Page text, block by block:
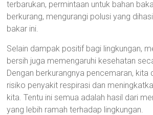
terbarukan, permintaan untuk bahan
berkurang, mengurangi polusi yang
bakar ini.
Selain dampak positif bagi lingkungan,
bersih juga memengaruhi kesehatan
Dengan berkurangnya pencemaran, kita
risiko penyakit respirasi dan
kita. Tentu ini semua adalah hasil dari
yang lebih ramah terhadap lingkungan.